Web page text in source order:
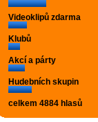
Videoklipů zdarma
Klubů
Akcí a párty
Hudebních skupin
celkem 4884 hlasů